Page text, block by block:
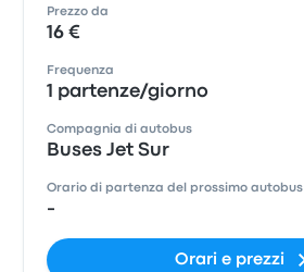
Prezzo da
16 €
Frequenza
1 partenze/giorno
Compagnia di autobus
Buses Jet Sur
Orario di partenza del prossimo autobus
-
Orari e prezzi